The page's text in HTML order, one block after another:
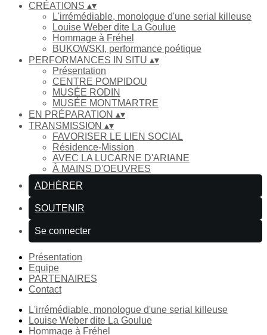
CRÉATIONS ▴▾
L'irrémédiable, monologue d'une serial killeuse
Louise Weber dite La Goulue
Hommage à Fréhel
BUKOWSKI, performance poétique
PERFORMANCES IN SITU ▴▾
Présentation
CENTRE POMPIDOU
MUSÉE RODIN
MUSÉE MONTMARTRE
EN PRÉPARATION ▴▾
TRANSMISSION ▴▾
FAVORISER LE LIEN SOCIAL
Résidence-Mission
AVEC LA LUCARNE D'ARIANE
À MAINS D'OEUVRES
ADHÉRER
SOUTENIR
Se connecter
Présentation
Equipe
PARTENAIRES
Contact
L'irrémédiable, monologue d'une serial killeuse
Louise Weber dite La Goulue
Hommage à Fréhel